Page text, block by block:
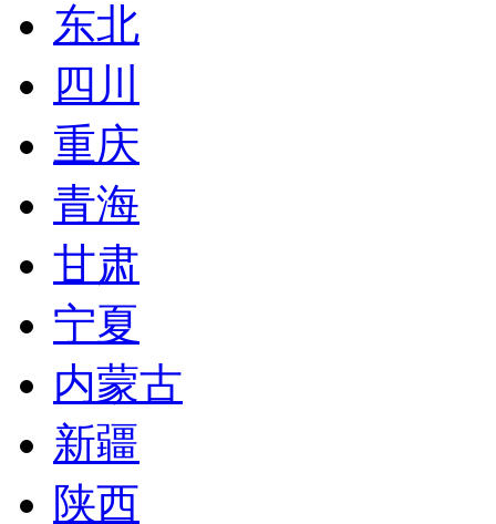
东北
四川
重庆
青海
甘肃
宁夏
内蒙古
新疆
陕西